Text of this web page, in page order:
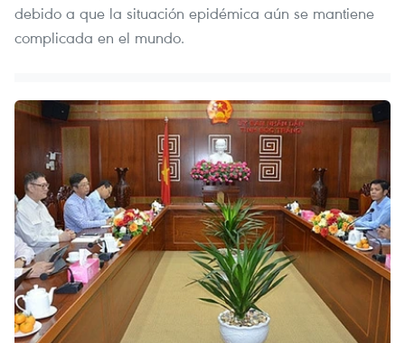
debido a que la situación epidémica aún se mantiene
complicada en el mundo.